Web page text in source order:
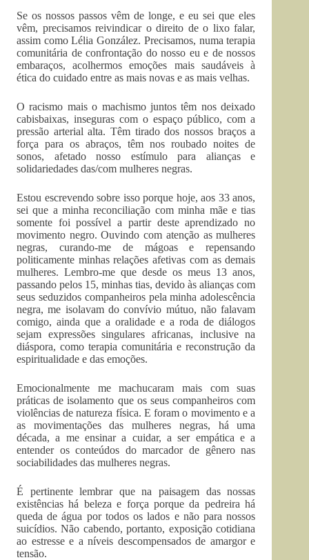
Se os nossos passos vêm de longe, e eu sei que eles
vêm, precisamos reivindicar o direito de o lixo falar,
assim como Lélia González. Precisamos, numa terapia
comunitária de confrontação do nosso eu e de nossos
embaraços, acolhermos emoções mais saudáveis à
ética do cuidado entre as mais novas e as mais velhas.
O racismo mais o machismo juntos têm nos deixado
cabisbaixas, inseguras com o espaço público, com a
pressão arterial alta. Têm tirado dos nossos braços a
força para os abraços, têm nos roubado noites de
sonos, afetado nosso estímulo para alianças e
solidariedades das/com mulheres negras.
Estou escrevendo sobre isso porque hoje, aos 33 anos,
sei que a minha reconciliação com minha mãe e tias
somente foi possível a partir deste aprendizado no
movimento negro. Ouvindo com atenção as mulheres
negras, curando-me de mágoas e repensando
politicamente minhas relações afetivas com as demais
mulheres. Lembro-me que desde os meus 13 anos,
passando pelos 15, minhas tias, devido às alianças com
seus seduzidos companheiros pela minha adolescência
negra, me isolavam do convívio mútuo, não falavam
comigo, ainda que a oralidade e a roda de diálogos
sejam expressões singulares africanas, inclusive na
diáspora, como terapia comunitária e reconstrução da
espiritualidade e das emoções.
Emocionalmente me machucaram mais com suas
práticas de isolamento que os seus companheiros com
violências de natureza física. E foram o movimento e a
as movimentações das mulheres negras, há uma
década, a me ensinar a cuidar, a ser empática e a
entender os conteúdos do marcador de gênero nas
sociabilidades das mulheres negras.
É pertinente lembrar que na paisagem das nossas
existências há beleza e força porque da pedreira há
queda de água por todos os lados e não para nossos
suicídios. Não cabendo, portanto, exposição cotidiana
ao estresse e a níveis descompensados de amargor e
tensão.